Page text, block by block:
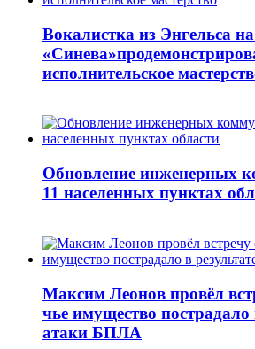
Вокалистка из Энгельса
исполнительское
Обновление инженерных
11 населенных пунктах
Максим Леонов провёл
чье имущество пострадало
атаки БПЛА